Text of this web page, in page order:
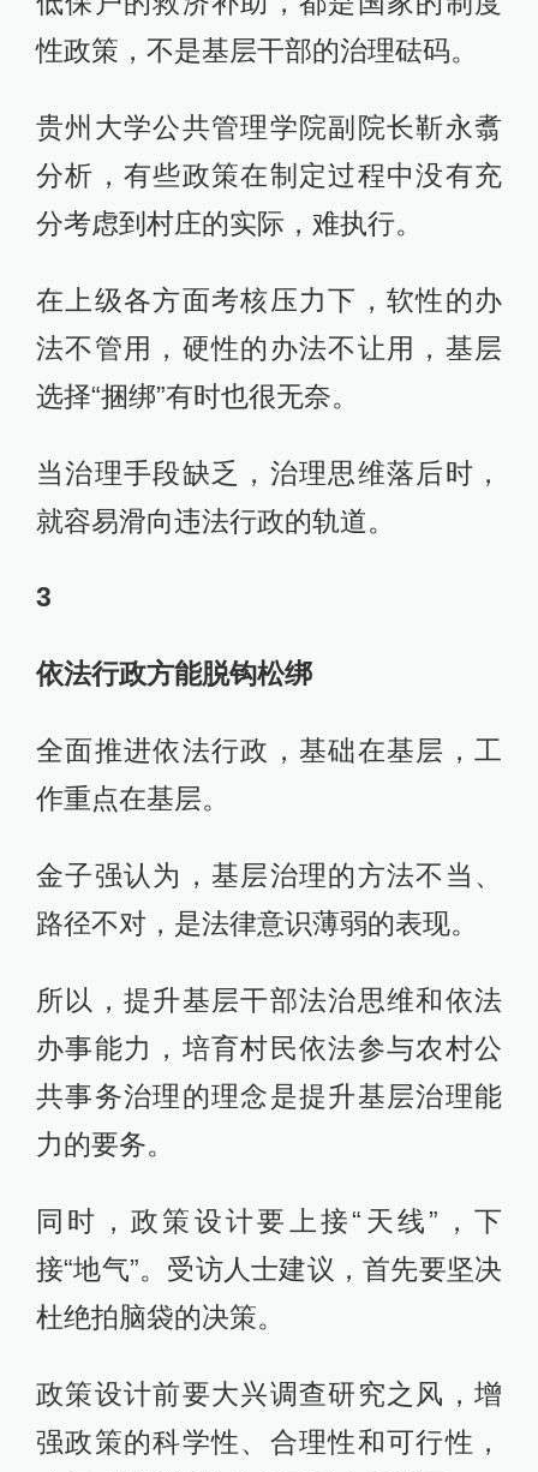
性政策，不是基层干部的治理砝码。
贵州大学公共管理学院副院长靳永翥
分析，有些政策在制定过程中没有充
分考虑到村庄的实际，难执行。
在上级各方面考核压力下，软性的办
法不管用，硬性的办法不让用，基层
选择“捆绑”有时也很无奈。
当治理手段缺乏，治理思维落后时，
就容易滑向违法行政的轨道。
3
依法行政方能脱钩松绑
全面推进依法行政，基础在基层，工
作重点在基层。
金子强认为，基层治理的方法不当、
路径不对，是法律意识薄弱的表现。
所以，提升基层干部法治思维和依法
办事能力，培育村民依法参与农村公
共事务治理的理念是提升基层治理能
力的要务。
同时，政策设计要上接“天线”，下
接“地气”。受访人士建议，首先要坚决
杜绝拍脑袋的决策。
政策设计前要大兴调查研究之风，增
强政策的科学性、合理性和可行性，